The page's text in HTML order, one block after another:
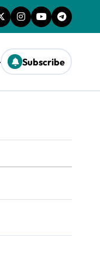
Subscribe